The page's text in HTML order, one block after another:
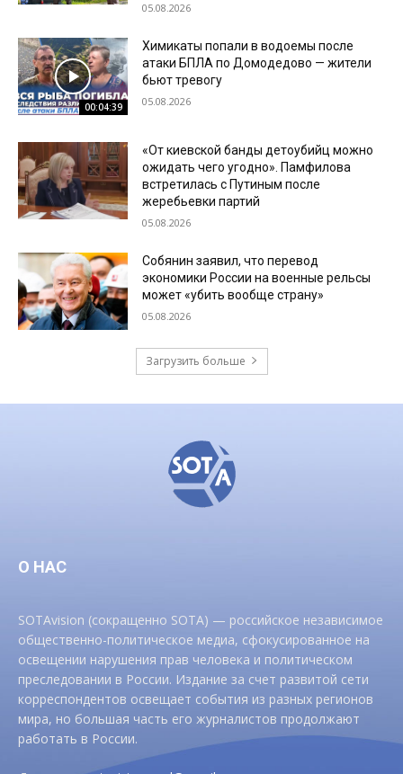
05.08.2026
00:04:39
Химикаты попали в водоемы после
атаки БПЛА по Домодедово — жители
бьют тревогу
05.08.2026
«От киевской банды детоубийц можно
ожидать чего угодно». Памфилова
встретилась с Путиным после
жеребьевки партий
05.08.2026
Собянин заявил, что перевод
экономики России на военные рельсы
может «убить вообще страну»
05.08.2026
Загрузить больше
О НАС
SOTAvision (сокращенно SOTA) — российское независимое
общественно-политическое медиа, сфокусированное на
освещении нарушения прав человека и политическом
преследовании в России. Издание за счет развитой сети
корреспондентов освещает события из разных регионов
мира, но большая часть его журналистов продолжают
работать в России.